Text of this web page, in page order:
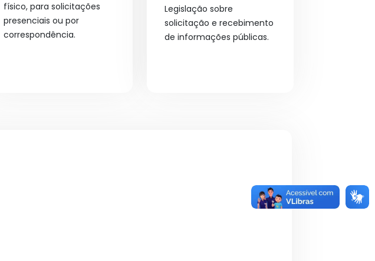
físico, para solicitações
presenciais ou por
correspondência.
Legislação sobre
solicitação e recebimento
de informações públicas.